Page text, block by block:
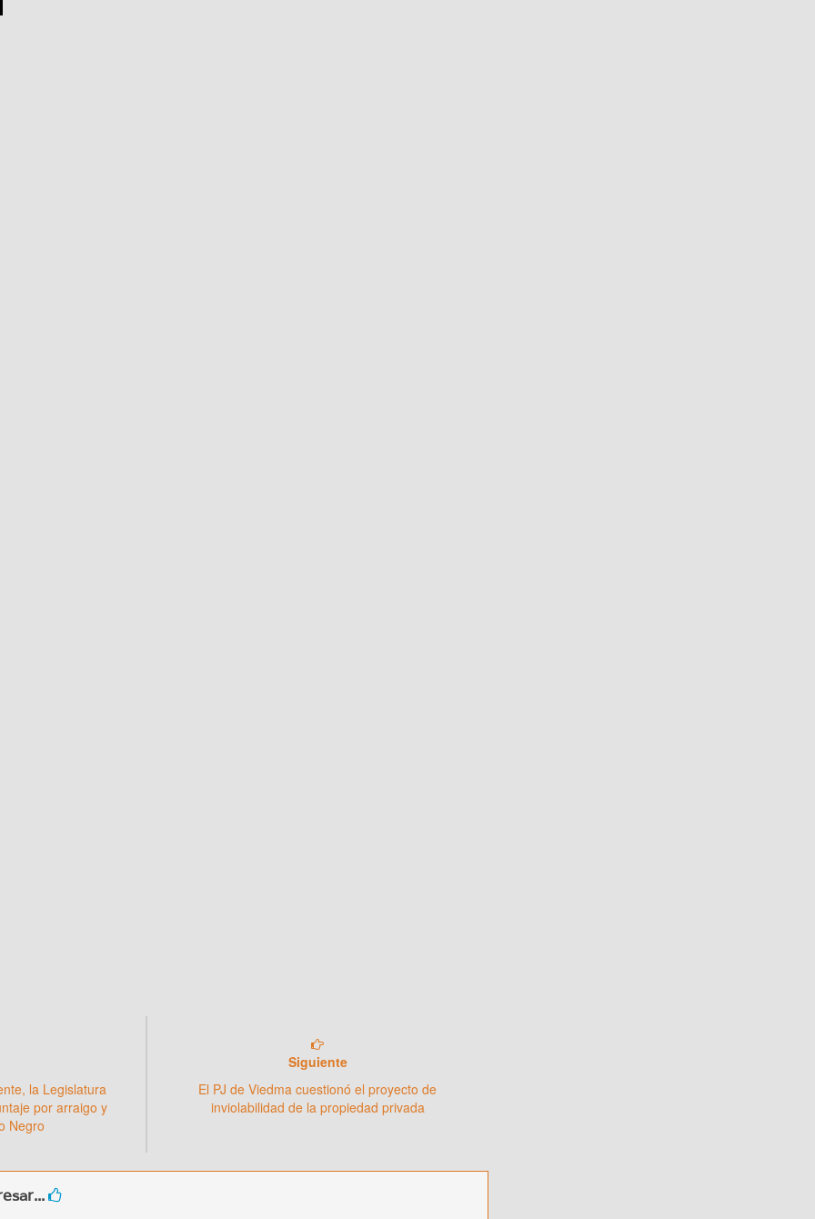
la Legislatura
por arraigo y
Negro
Siguiente
El PJ de Viedma cuestionó el proyecto de
inviolabilidad de la propiedad privada